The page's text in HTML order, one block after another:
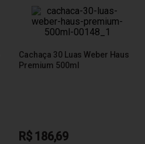
Cachaça 30 Luas Weber Haus
Premium 500ml
R$ 186,69